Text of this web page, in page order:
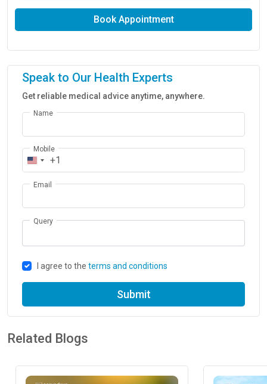
Book Appointment
Speak to Our Health Experts
Get reliable medical advice anytime, anywhere.
Name
Mobile
+1
Email
Query
I agree to the terms and conditions
Submit
Related Blogs